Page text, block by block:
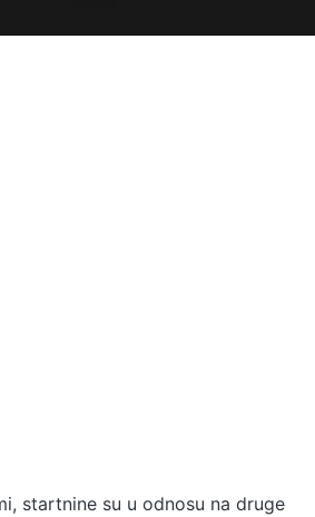
startnine su u odnosu na druge